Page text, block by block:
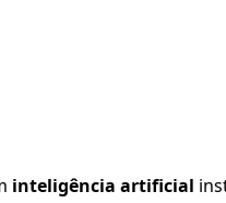
inteligência artificial